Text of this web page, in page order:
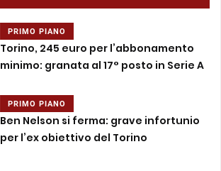
PRIMO PIANO
Torino, 245 euro per l’abbonamento
minimo: granata al 17° posto in Serie A
PRIMO PIANO
Ben Nelson si ferma: grave infortunio
per l’ex obiettivo del Torino